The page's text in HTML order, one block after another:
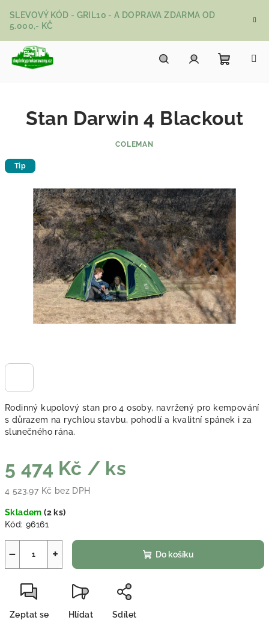
SLEVOVÝ KÓD - GRIL10 - A DOPRAVA ZDARMA OD
5.000,- KČ
Rodinný kupolový stan pro 4 osoby, navržený pro kempování
s důrazem na rychlou stavbu, pohodlí a kvalitní spánek i za
slunečného rána.
5 474 Kč / ks
4 523,97 Kč bez DPH
Skladem(2 ks)
Kód: 96161
+
− Do košíku
Zeptat se Hlídat Sdílet
Stan Darwin 4 Blackout
COLEMAN
Tip